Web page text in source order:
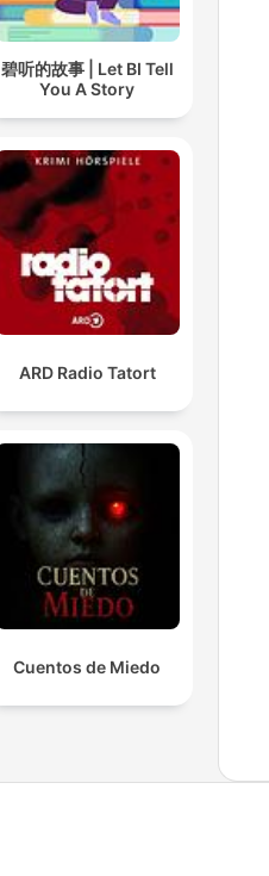
碧听的故事 | Let BI Tell
You A Story
ARD Radio Tatort
Cuentos de Miedo